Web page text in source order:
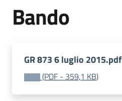
Leggi
Atti
Programmi
Progetti
Bando
GR 873 6 luglio 2015.pdf
(PDF - 359,1 KB)